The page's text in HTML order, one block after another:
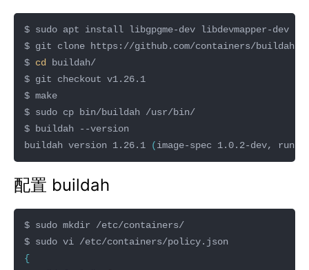
$ cd
buildah version 1.26.1
(image-spec 1.0.2-dev,
配置 buildah
{